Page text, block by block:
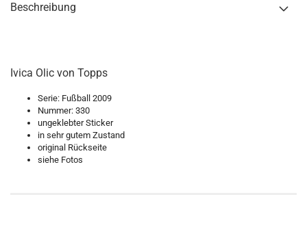
Beschreibung
Ivica Olic von Topps
Serie: Fußball 2009
Nummer: 330
ungeklebter Sticker
in sehr gutem Zustand
original Rückseite
siehe Fotos